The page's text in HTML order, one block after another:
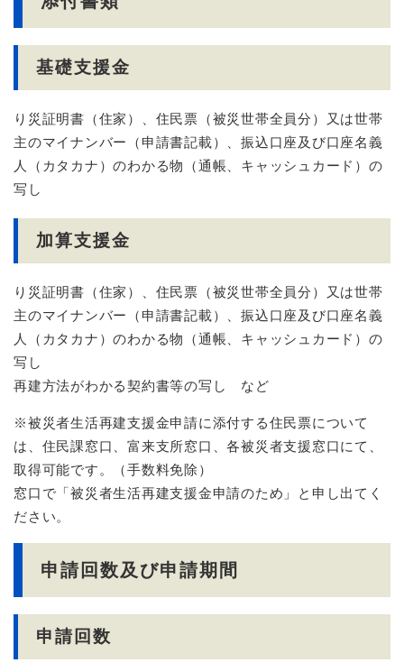
基礎支援金
り災証明書（住家）、住民票（被災世帯全員分）又は世帯
主のマイナンバー（申請書記載）、振込口座及び口座名義
人（カタカナ）のわかる物（通帳、キャッシュカード）の
写し
加算支援金
り災証明書（住家）、住民票（被災世帯全員分）又は世帯
主のマイナンバー（申請書記載）、振込口座及び口座名義
人（カタカナ）のわかる物（通帳、キャッシュカード）の
写し
再建方法がわかる契約書等の写し など
※被災者生活再建支援金申請に添付する住民票について
は、住民課窓口、富来支所窓口、各被災者支援窓口にて、
取得可能です。（手数料免除）
窓口で「被災者生活再建支援金申請のため」と申し出てく
ださい。
申請回数及び申請期間
申請回数